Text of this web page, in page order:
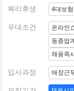
복리후생 4대보험
우대조건
온라인
동종업
채용즉
입사과정 매장근